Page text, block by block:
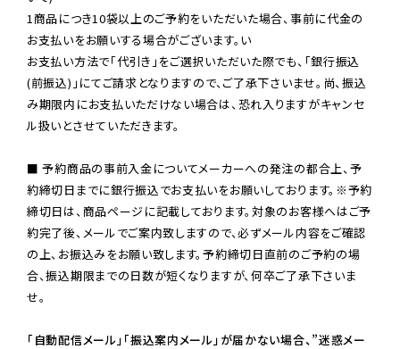
1商品につき10袋以上のご予約をいただいた場合、事前に代金の
お支払いをお願いする場合がございます。い
お支払い方法で「代引き」をご選択いただいた際でも、「銀行振込
(前振込)」にてご請求となりますので、ご了承下さいませ。尚、振込
み期限内にお支払いただけない場合は、恐れ入りますがキャンセ
ル扱いとさせていただきます。
■ 予約商品の事前入金についてメーカーへの発注の都合上、予
約締切日までに銀行振込でお支払いをお願いしております。※予約
締切日は、商品ページに記載しております。対象のお客様へはご予
約完了後、メールでご案内致しますので、必ずメール内容をご確認
の上、お振込みをお願い致します。予約締切日直前のご予約の場
合、振込期限までの日数が短くなりますが、何卒ご了承下さいま
せ。
「自動配信メール」「振込案内メール」が届かない場合、”迷惑メー